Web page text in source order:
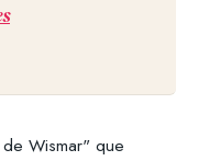
Wismar" que